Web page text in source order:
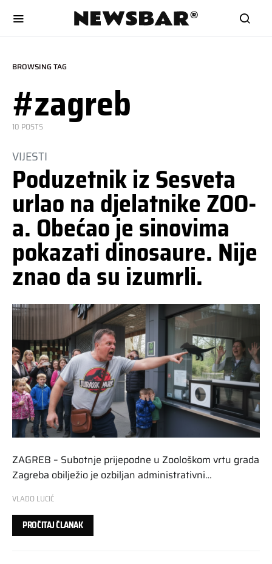
BROWSING TAG
#zagreb
10 POSTS
VIJESTI
Poduzetnik iz Sesveta
urlao na djelatnike ZOO-
a. Obećao je sinovima
pokazati dinosaure. Nije
znao da su izumrli.
ZAGREB – Subotnje prijepodne u Zoološkom vrtu grada
Zagreba obilježio je ozbiljan administrativni…
VLADO LUCIĆ
PROČITAJ ČLANAK